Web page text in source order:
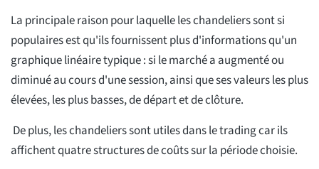
La principale raison pour laquelle les chandeliers sont si
populaires est qu'ils fournissent plus d'informations qu'un
graphique linéaire typique : si le marché a augmenté ou
diminué au cours d'une session, ainsi que ses valeurs les plus
élevées, les plus basses, de départ et de clôture.
De plus, les chandeliers sont utiles dans le trading car ils
affichent quatre structures de coûts sur la période choisie.